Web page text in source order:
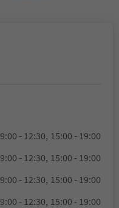
9:00 - 12:30, 15:00 - 19:00
9:00 - 12:30, 15:00 - 19:00
9:00 - 12:30, 15:00 - 19:00
9:00 - 12:30, 15:00 - 19:00